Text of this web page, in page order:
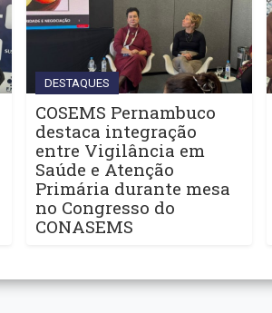
DESTAQUES
COSEMS Pernambuco
destaca integração
entre Vigilância em
Saúde e Atenção
Primária durante mesa
no Congresso do
CONASEMS